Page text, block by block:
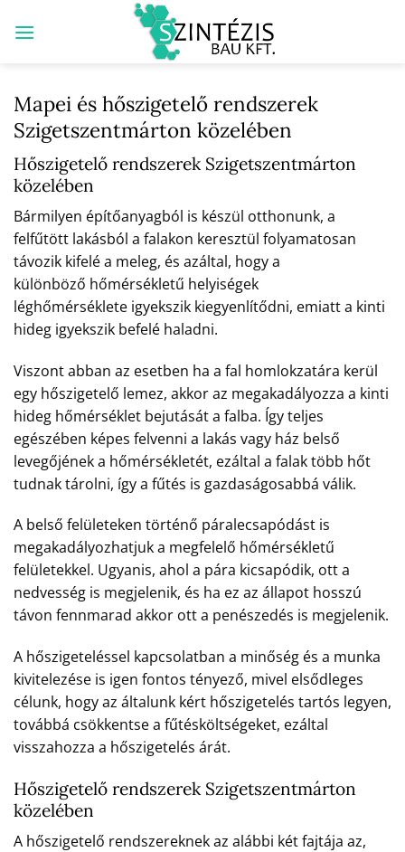
Mapei és hőszigetelő rendszerek
Szigetszentmárton közelében
Hőszigetelő rendszerek Szigetszentmárton
közelében
Bármilyen építőanyagból is készül otthonunk, a
felfűtött lakásból a falakon keresztül folyamatosan
távozik kifelé a meleg, és azáltal, hogy a
különböző hőmérsékletű helyiségek
léghőmérséklete igyekszik kiegyenlítődni, emiatt a kinti
hideg igyekszik befelé haladni.
Viszont abban az esetben ha a fal homlokzatára kerül
egy hőszigetelő lemez, akkor az megakadályozza a kinti
hideg hőmérséklet bejutását a falba. Így teljes
egészében képes felvenni a lakás vagy ház belső
levegőjének a hőmérsékletét, ezáltal a falak több hőt
tudnak tárolni, így a fűtés is gazdaságosabbá válik.
A belső felületeken történő páralecsapódást is
megakadályozhatjuk a megfelelő hőmérsékletű
felületekkel. Ugyanis, ahol a pára kicsapódik, ott a
nedvesség is megjelenik, és ha ez az állapot hosszú
távon fennmarad akkor ott a penészedés is megjelenik.
A hőszigeteléssel kapcsolatban a minőség és a munka
kivitelezése is igen fontos tényező, mivel elsődleges
célunk, hogy az általunk kért hőszigetelés tartós legyen,
továbbá csökkentse a fűtésköltségeket, ezáltal
visszahozza a hőszigetelés árát.
Hőszigetelő rendszerek Szigetszentmárton
közelében
A hőszigetelő rendszereknek az alábbi két fajtája az,